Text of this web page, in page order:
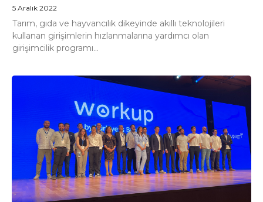
5 Aralık 2022
Tarım, gıda ve hayvancılık dikeyinde akıllı teknolojileri
kullanan girişimlerin hızlanmalarına yardımcı olan
girişimcilik programı...